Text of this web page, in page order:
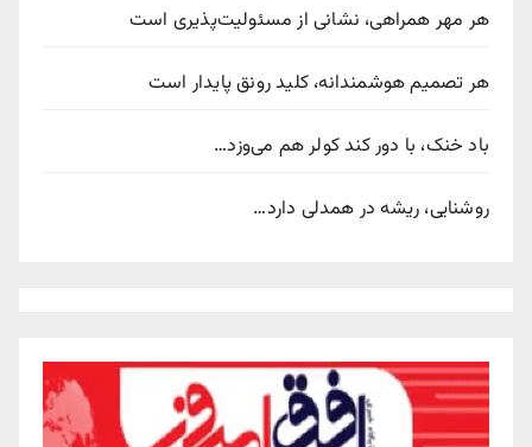
هر مهر همراهی، نشانی از مسئولیت‌پذیری است
هر تصمیم هوشمندانه، کلید رونق پایدار است
باد خنک، با دور کند کولر هم می‌وزد…
روشنایی، ریشه در همدلی دارد…